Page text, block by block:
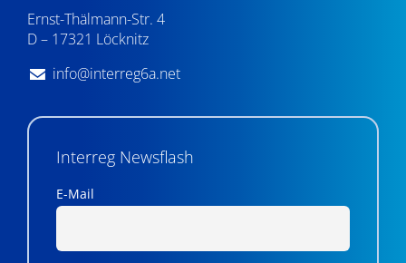
Ernst-Thälmann-Str. 4
D – 17321 Löcknitz
info@interreg6a.net
Interreg Newsflash
E-Mail